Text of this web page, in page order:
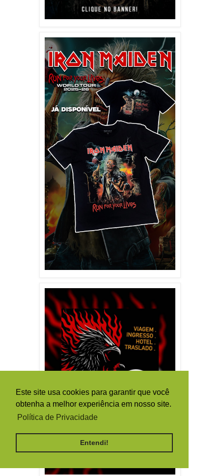
Este site usa cookies para garantir que você
obtenha a melhor experiência em nosso site.
Política de Privacidade
Entendi!